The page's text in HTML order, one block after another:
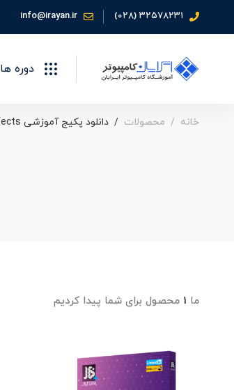
۳۲۵۷۸۲۳۱ (۰۲۸) info@irayan.ir
دوره ها
خانه محصولات دانلود پکیج آموزشی After Effects
ما ۱ محصول برای شما پیدا کردیم